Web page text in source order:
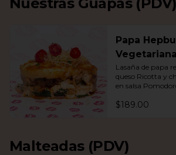
Papa
día
Lasaña de papa
queso Ricotta y
en salsa
queso
día.
$189.00
Malteadas (PDV)